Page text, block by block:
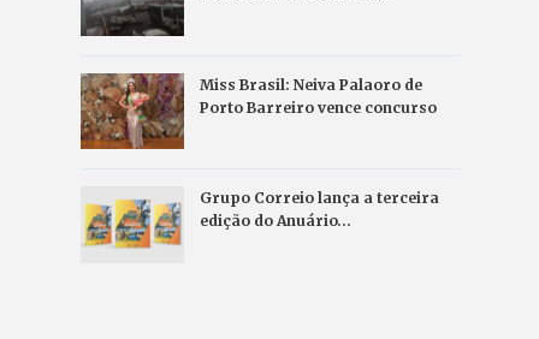
Miss Brasil: Neiva Palaoro de
Porto Barreiro vence concurso
Grupo Correio lança a terceira
edição do Anuário…